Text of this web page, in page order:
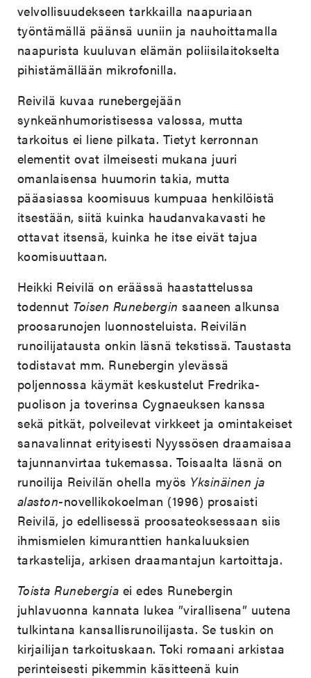
velvollisuudekseen tarkkailla naapuriaan
työntämällä päänsä uuniin ja nauhoittamalla
naapurista kuuluvan elämän poliisilaitokselta
pihistämällään mikrofonilla.
Reivilä kuvaa runebergejään
synkeänhumoristisessa valossa, mutta
tarkoitus ei liene pilkata. Tietyt kerronnan
elementit ovat ilmeisesti mukana juuri
omanlaisensa huumorin takia, mutta
pääasiassa koomisuus kumpuaa henkilöistä
itsestään, siitä kuinka haudanvakavasti he
ottavat itsensä, kuinka he itse eivät tajua
koomisuuttaan.
Heikki Reivilä on eräässä haastattelussa
todennut Toisen Runebergin saaneen alkunsa
proosarunojen luonnosteluista. Reivilän
runoilijatausta onkin läsnä tekstissä. Taustasta
todistavat mm. Runebergin ylevässä
poljennossa käymät keskustelut Fredrika-
puolison ja toverinsa Cygnaeuksen kanssa
sekä pitkät, polveilevat virkkeet ja omintakeiset
sanavalinnat erityisesti Nyyssösen draamaisaa
tajunnanvirtaa tukemassa. Toisaalta läsnä on
runoilija Reivilän ohella myös Yksinäinen ja
alaston-novellikokoelman (1996) prosaisti
Reivilä, jo edellisessä proosateoksessaan siis
ihmismielen kimuranttien hankaluuksien
tarkastelija, arkisen draamantajun kartoittaja.
Toista Runebergia ei edes Runebergin
juhlavuonna kannata lukea ”virallisena” uutena
tulkintana kansallisrunoilijasta. Se tuskin on
kirjailijan tarkoituskaan. Toki romaani arkistaa
perinteisesti pikemmin käsitteenä kuin